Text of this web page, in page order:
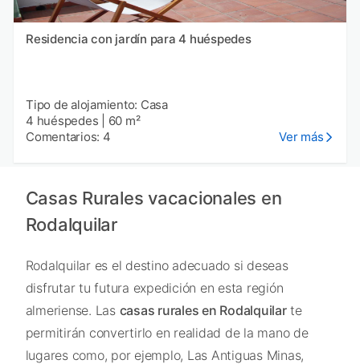
Residencia con jardín para 4 huéspedes
Tipo de alojamiento: Casa
4 huéspedes
60 m²
Comentarios: 4
Ver más
Casas Rurales vacacionales en
Rodalquilar
Rodalquilar es el destino adecuado si deseas
disfrutar tu futura expedición en esta región
almeriense. Las casas rurales en Rodalquilarte
permitirán convertirlo en realidad de la mano de
lugares como, por ejemplo, Las Antiguas Minas,